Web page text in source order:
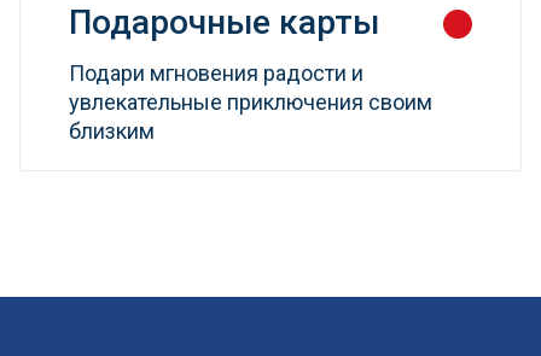
Подарочные карты
Подари мгновения радости и
увлекательные приключения своим
близким